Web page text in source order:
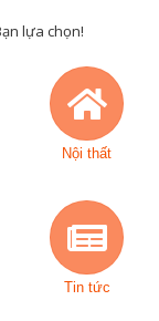
lựa chọn!
Nội thất
Tin tức